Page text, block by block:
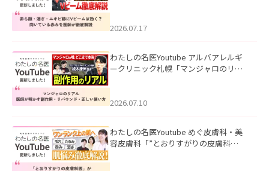
した。
2026.07.17
わたしの名医Youtube アルバアレルギ
ークリニック札幌「マンジャロのリア
た。
2026.07.10
わたしの名医Youtube めぐ皮膚科・美
容皮膚科「”とおりすがりの皮膚科